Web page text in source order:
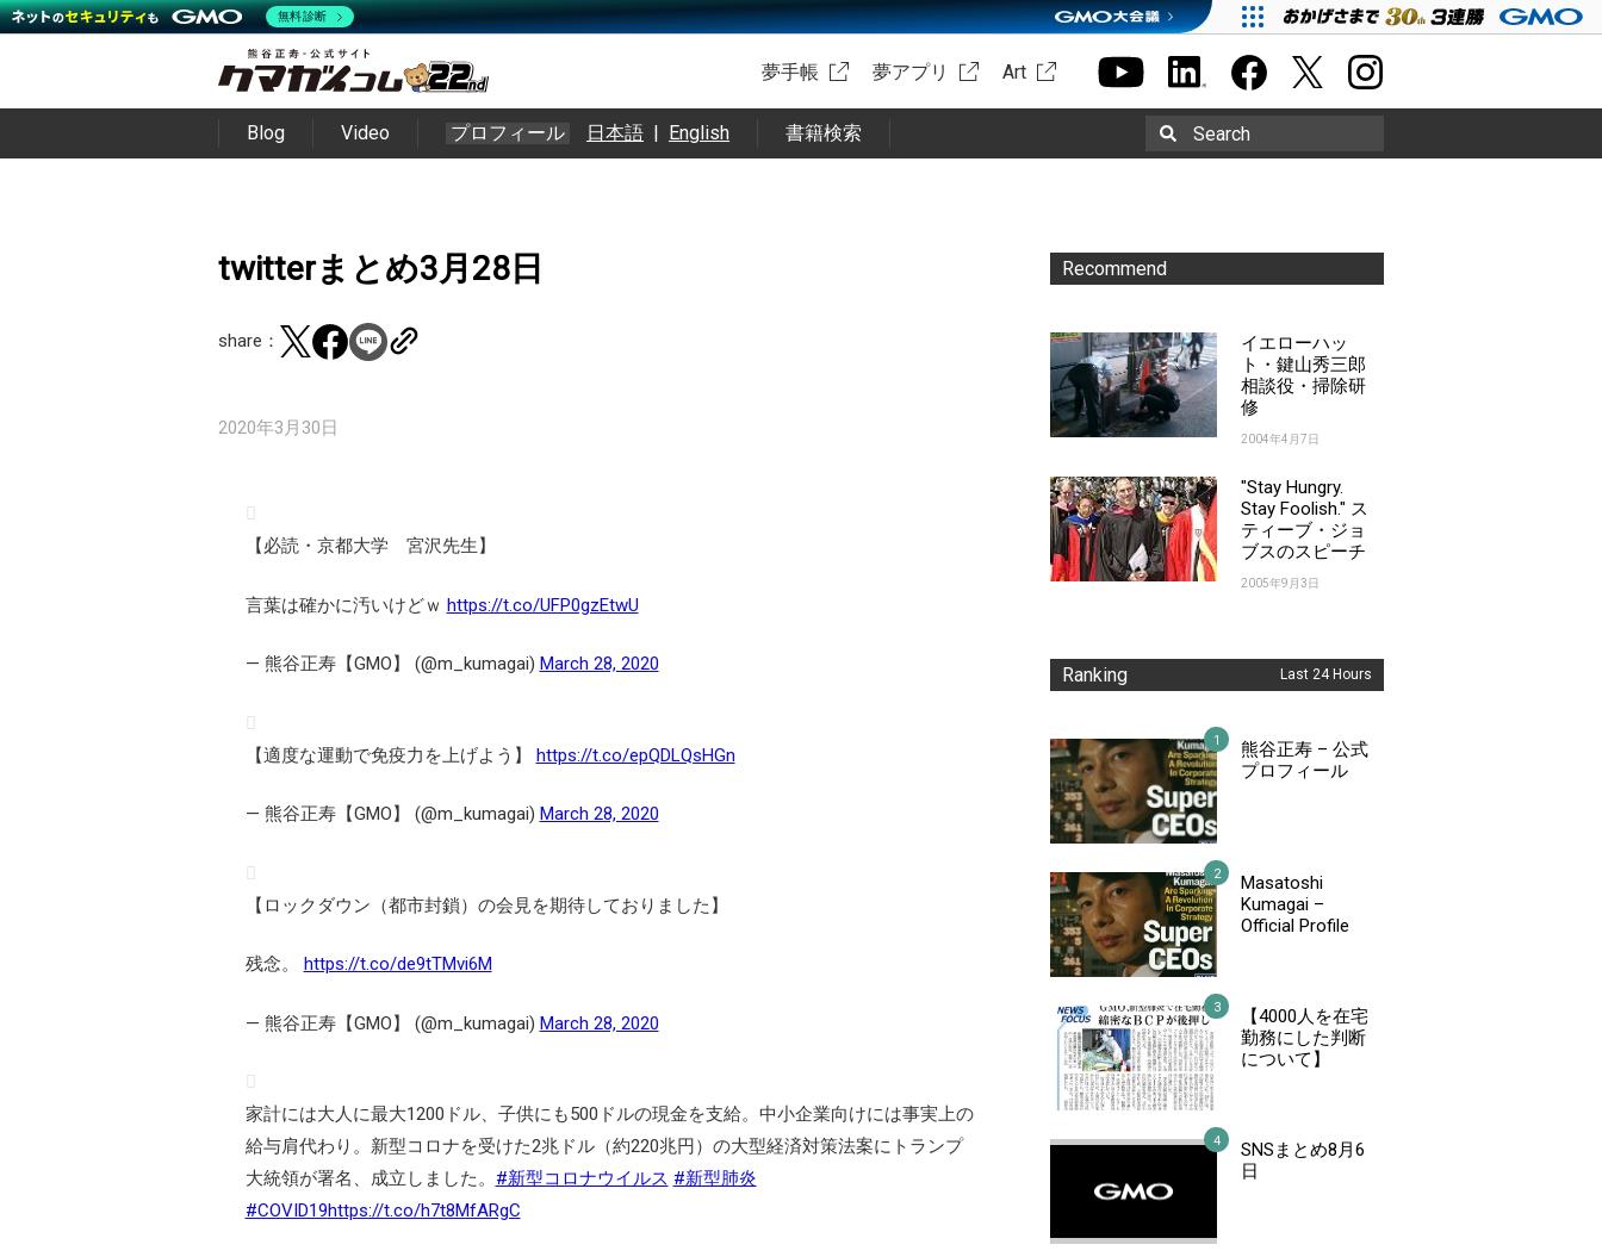
夢手帳 夢アプリ Art
Blog Video プロフィール 日本語 | English 書籍検索 Search
twitterまとめ3月28日
share：
2020年3月30日
【必読・京都大学 宮沢先生】
言葉は確かに汚いけどｗ https://t.co/UFP0gzEtwU
— 熊谷正寿【GMO】 (@m_kumagai) March 28, 2020
【適度な運動で免疫力を上げよう】 https://t.co/epQDLQsHGn
— 熊谷正寿【GMO】 (@m_kumagai) March 28, 2020
【ロックダウン（都市封鎖）の会見を期待しておりました】
残念。 https://t.co/de9tTMvi6M
— 熊谷正寿【GMO】 (@m_kumagai) March 28, 2020
家計には大人に最大1200ドル、子供にも500ドルの現金を支給。中小企業向けには事実上の
給与肩代わり。新型コロナを受けた2兆ドル（約220兆円）の大型経済対策法案にトランプ
大統領が署名、成立しました。 #新型コロナウイルス #新型肺炎
#COVID19https://t.co/h7t8MfARgC
Recommend
イエローハッ
ト・鍵山秀三郎
相談役・掃除研
修
2004年4月7日
"Stay Hungry.
Stay Foolish." ス
ティーブ・ジョ
ブスのスピーチ
2005年9月3日
Ranking Last 24 Hours
熊谷正寿 – 公式
プロフィール
Masatoshi
Kumagai –
Official Profile
【4000人を在宅
勤務にした判断
について】
SNSまとめ8月6
日
無料診断